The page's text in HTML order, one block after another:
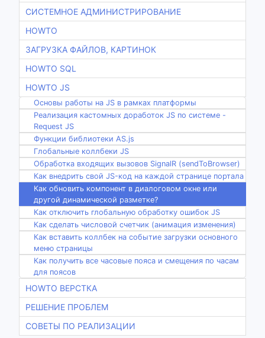
СИСТЕМНОЕ АДМИНИСТРИРОВАНИЕ
HOWTO
ЗАГРУЗКА ФАЙЛОВ, КАРТИНОК
HOWTO SQL
HOWTO JS
Основы работы на JS в рамках платформы
Реализация кастомных доработок JS по системе -
Request JS
Функции библиотеки AS.js
Глобальные коллбеки JS
Обработка входящих вызовов SignalR (sendToBrowser)
Как внедрить свой JS-код на каждой странице портала
Как обновить компонент в диалоговом окне или
другой динамической разметке?
Как отключить глобальную обработку ошибок JS
Как сделать числовой счетчик (анимация изменения)
Как вставить коллбек на событие загрузки основного
меню страницы
Как получить все часовые пояса и смещения по часам
для поясов
HOWTO ВЕРСТКА
РЕШЕНИЕ ПРОБЛЕМ
СОВЕТЫ ПО РЕАЛИЗАЦИИ